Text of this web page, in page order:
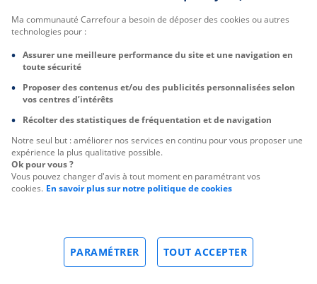
Ma communauté Carrefour a besoin de déposer des cookies ou autres
technologies pour :
Assurer une meilleure performance du site et une navigation en
toute sécurité
Proposer des contenus et/ou des publicités personnalisées selon
vos centres d’intérêts
Récolter des statistiques de fréquentation et de navigation
Notre seul but : améliorer nos services en continu pour vous proposer une
expérience la plus qualitative possible.
Ok pour vous ?
Vous pouvez changer d'avis à tout moment en paramétrant vos
cookies. En savoir plus sur notre politique de cookies
TOUT ACCEPTER
PARAMÉTRER